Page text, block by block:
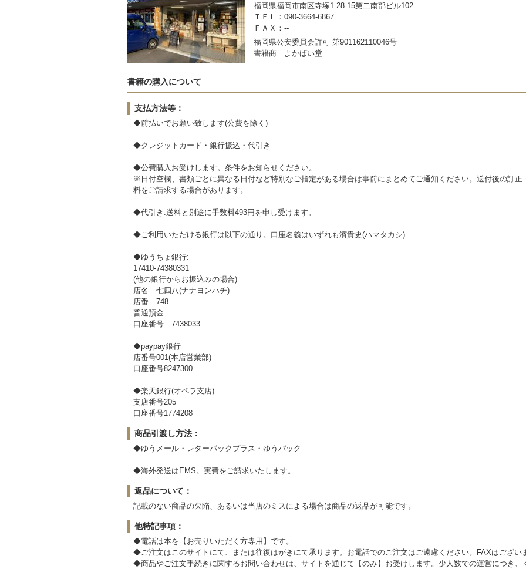
福岡県福岡市南区寺塚1-28-15第二南部ビル102
ＴＥＬ：090-3664-6867
ＦＡＸ：--
福岡県公安委員会許可 第901162110046号
書籍商 よかばい堂
書籍の購入について
支払方法等：
◆前払いでお願い致します(公費を除く)
◆クレジットカード・銀行振込・代引き
◆公費購入お受けします。条件をお知らせください。
※日付空欄、書類ごとに異なる日付など特別なご指定がある場合は事前にまとめてご通知ください。送付後の訂
料をご請求する場合があります。
◆代引き:送料と別途に手数料493円を申し受けます。
◆ご利用いただける銀行は以下の通り。口座名義はいずれも濱貴史(ハマタカシ)
◆ゆうちょ銀行:
17410-74380331
(他の銀行からお振込みの場合)
店名 七四八(ナナヨンハチ)
店番 748
普通預金
口座番号 7438033
◆paypay銀行
店番号001(本店営業部)
口座番号8247300
◆楽天銀行(オペラ支店)
支店番号205
口座番号1774208
商品引渡し方法：
◆ゆうメール・レターパックプラス・ゆうパック
◆海外発送はEMS。実費をご請求いたします。
返品について：
記載のない商品の欠陥、あるいは当店のミスによる場合は商品の返品が可能です。
他特記事項：
◆電話は本を【お売りいただく方専用】です。
◆ご注文はこのサイトにて、または往復はがきにて承ります。お電話でのご注文はご遠慮ください。FAXはござい
◆商品やご注文手続きに関するお問い合わせは、サイトを通じて【のみ】お受けします。少人数での運営につき